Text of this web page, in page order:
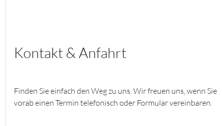
Kontakt & Anfahrt
Finden Sie einfach den Weg zu uns. Wir freuen uns, wenn Sie
vorab einen Termin telefonisch oder Formular vereinbaren.